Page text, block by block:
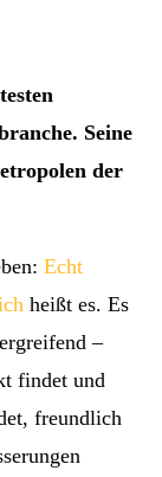
Seine
der
Echt
heißt es. Es
–
findet und
freundlich